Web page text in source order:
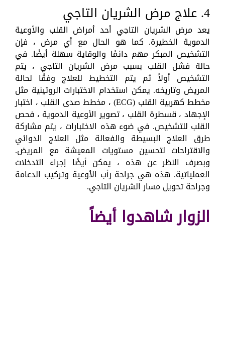
4. علاج مرض الشريان التاجي
يعد مرض الشريان التاجي أحد أمراض القلب والأوعية
الدموية الخطيرة. كما هو الحال مع أي مرض ، فإن
التشخيص المبكر مهم دائمًا والوقاية سهلة أيضًا. في
حالة فشل القلب بسبب مرض الشريان التاجي ، يتم
التشخيص أولاً ثم يتم التخطيط للعلاج وفقًا لحالة
المريض وتاريخه. يمكن استخدام الاختبارات الروتينية مثل
مخطط كهربية القلب (ECG) ، مخطط صدى القلب ، اختبار
الإجهاد ، قسطرة القلب ، تصوير الأوعية الدموية ، فحص
القلب للتشخيص. في ضوء هذه الاختبارات ، يتم مشاركة
طرق العلاج البسيطة والفعالة مثل العلاج الدوائي
والاقتراحات لتحسين مستويات المعيشة مع المريض.
وبصرف النظر عن هذه ، يمكن أيضًا إجراء التدخلات
العملياتية. هذه هي جراحة رأب الأوعية وتركيب الدعامة
وجراحة تحويل مسار الشريان التاجي.
الزوار شاهدوا أيضاً